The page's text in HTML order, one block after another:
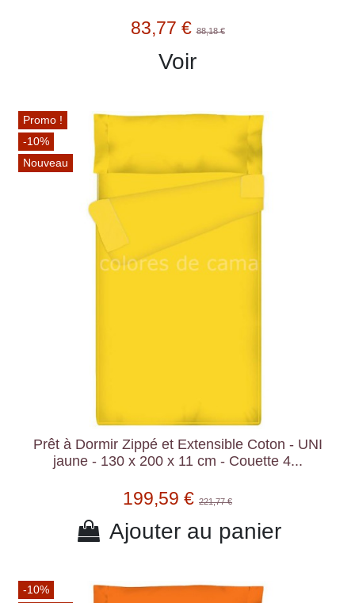
83,77 €88,18 €
Voir
Promo !
-10%
Nouveau
Prêt à Dormir Zippé et Extensible Coton - UNI
jaune - 130 x 200 x 11 cm - Couette 4...
199,59 € 221,77 €
Ajouter au panier
-10%